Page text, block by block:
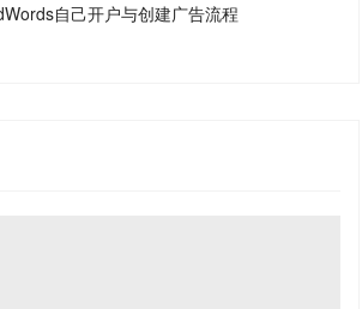
自己开户与创建广告流程